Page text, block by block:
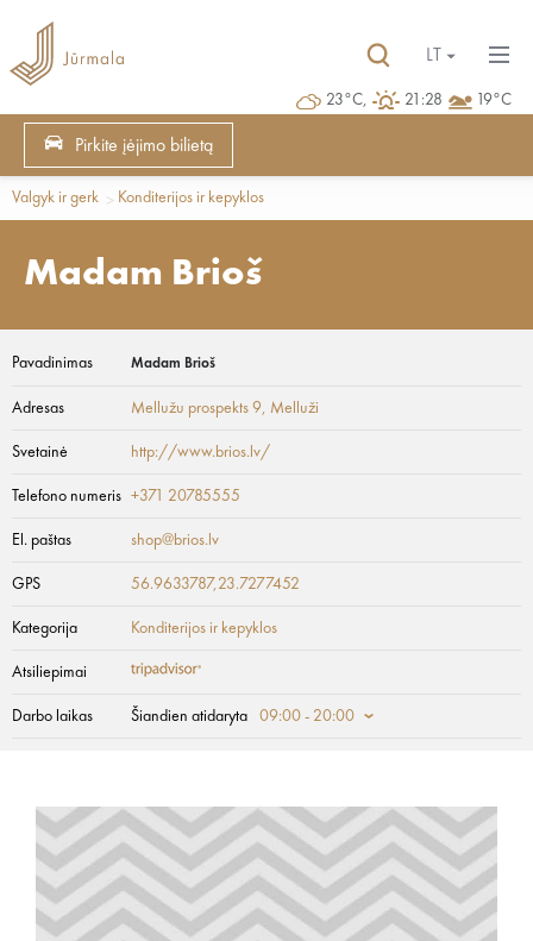
23°C, 21:28 19°C
LT
Pirkite įėjimo bilietą
Valgyk ir gerk Konditerijos ir kepyklos
Madam Brioš
Pavadinimas Madam Brioš
Adresas Mellužu prospekts 9, Melluži
Svetainė http://www.brios.lv/
Telefono numeris +371 20785555
El. paštas shop@brios.lv
GPS 56.9633787,23.7277452
Kategorija Konditerijos ir kepyklos
Atsiliepimai
Darbo laikas Šiandien atidaryta 09:00 - 20:00